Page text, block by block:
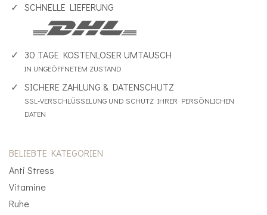
SCHNELLE LIEFERUNG
30 TAGE KOSTENLOSER UMTAUSCH
IN UNGEÖFFNETEM ZUSTAND
SICHERE ZAHLUNG & DATENSCHUTZ
SSL-VERSCHLÜSSELUNG UND SCHUTZ IHRER PERSÖNLICHEN
DATEN
BELIEBTE KATEGORIEN
Anti Stress
Vitamine
Ruhe